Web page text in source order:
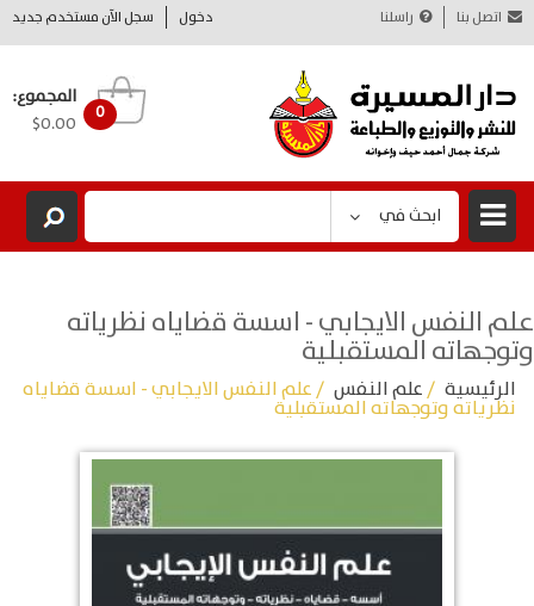
دخول سجل الآن مستخدم جديد اتصل بنا راسلنا
0
المجموع:
$0.00
ابحث في
علم النفس الايجابي - اسسة قضاياه نظرياته
وتوجهاته المستقبلية
الرئيسية /علم النفس / علم النفس الايجابي - اسسة قضاياه
نظرياته وتوجهاته المستقبلية